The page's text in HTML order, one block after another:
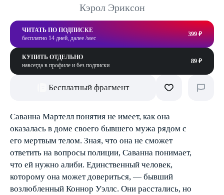
Кэрол Эриксон
ЧИТАТЬ ПО ПОДПИСКЕ
бесплатно 14 дней, далее /мес
399 ₽
КУПИТЬ ОТДЕЛЬНО
навсегда в профиле и без подписки
89 ₽
Бесплатный фрагмент
Саванна Мартелл понятия не имеет, как она
оказалась в доме своего бывшего мужа рядом с
его мертвым телом. Зная, что она не сможет
ответить на вопросы полиции, Саванна понимает,
что ей нужно алиби. Единственный человек,
которому она может довериться, — бывший
возлюбленный Коннор Уэллс. Они расстались, но